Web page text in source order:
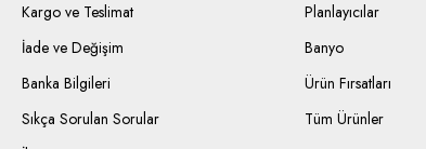
Kargo ve Teslimat
İade ve Değişim
Banka Bilgileri
Sıkça Sorulan Sorular
Planlayıcılar
Banyo
Ürün Fırsatları
Tüm Ürünler